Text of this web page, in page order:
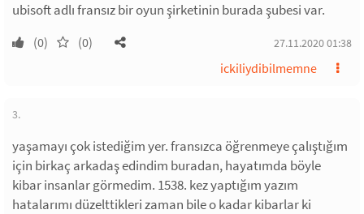
ubisoft adlı fransız bir oyun şirketinin burada şubesi var.
(0) (0) 27.11.2020 01:38
ickiliydibilmemne
3.
yaşamayı çok istediğim yer. fransızca öğrenmeye çalıştığım
için birkaç arkadaş edindim buradan, hayatımda böyle
kibar insanlar görmedim. 1538. kez yaptığım yazım
hatalarımı düzelttikleri zaman bile o kadar kibarlar ki